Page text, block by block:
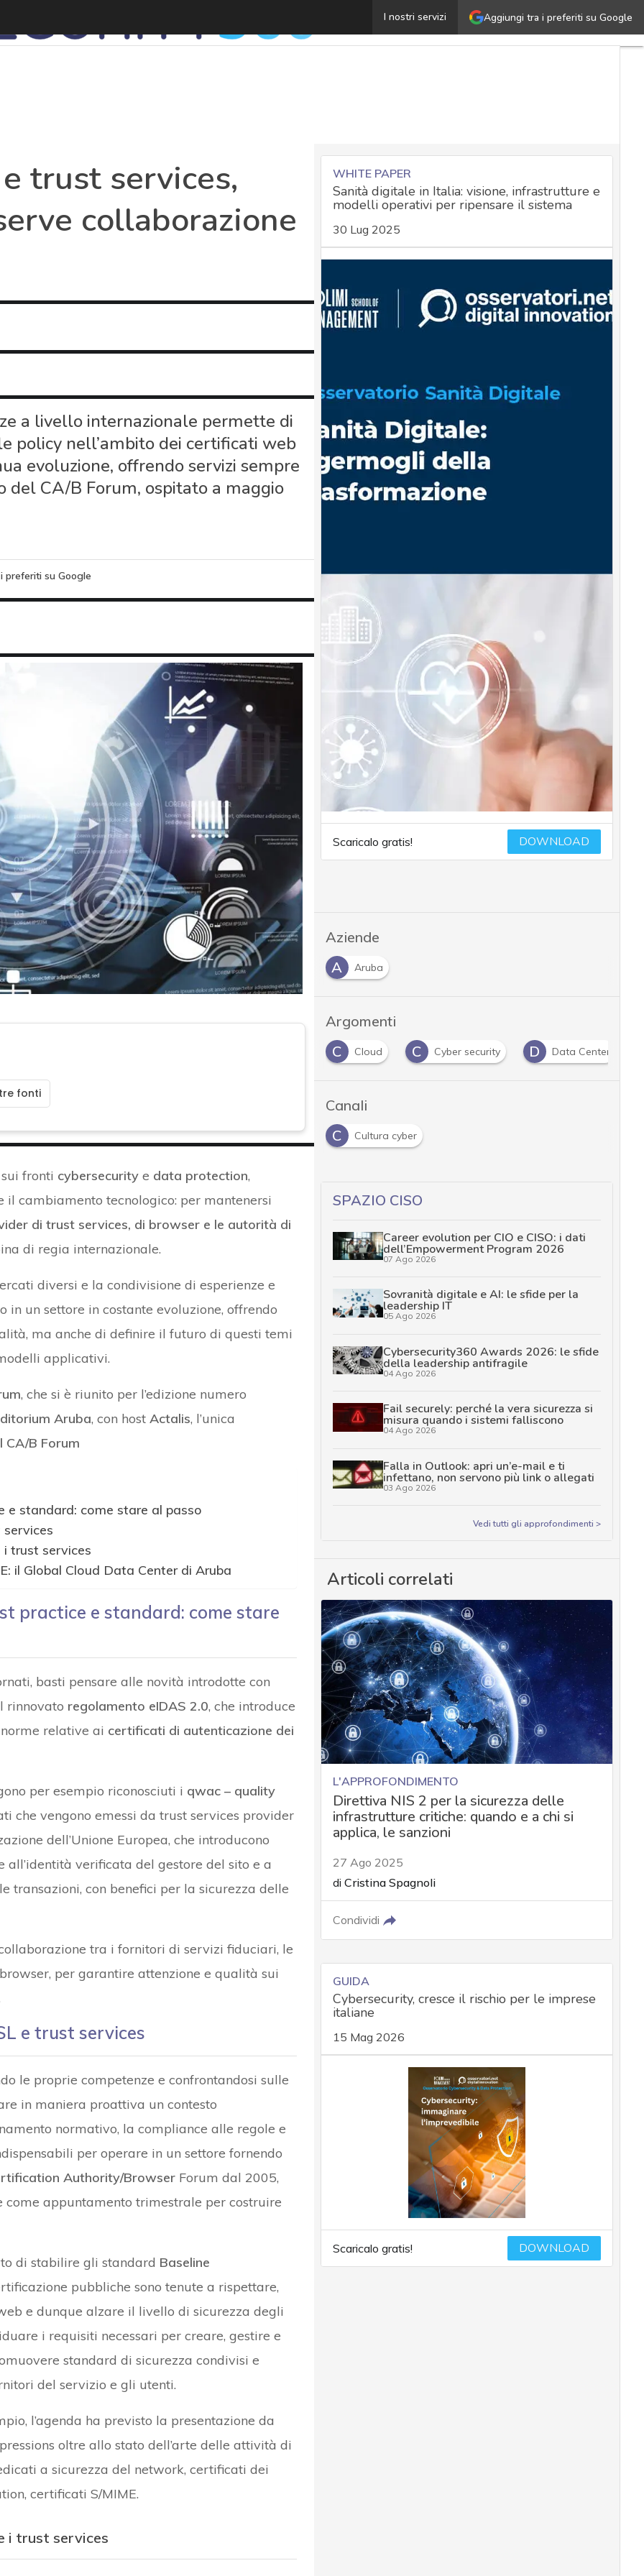
Aggiungi tra i preferiti su Google
I nostri servizi
Certificati SSL/TLS e trust services, perché ai provider
trust services,
collaborazione
a livello internazionale permette di
policy nell’ambito dei certificati web
evoluzione, offrendo servizi sempre
del CA/B Forum, ospitato a maggio
preferiti su Google
fonti
fronti cybersecuritye data protection,
il cambiamento tecnologico: per mantenersi
di trust services, di browser e le autorità di
di regia internazionale.
diversi e la condivisione di esperienze e
un settore in costante evoluzione, offrendo
ma anche di definire il futuro di questi temi
applicativi.
, che si è riunito per l’edizione numero
Aruba, con host Actalis, l’unica
B Forum
e standard: come stare al passo
i trust services
il Global Cloud Data Center di Aruba
practice e standard: come stare
basti pensare alle novità introdotte con
rinnovato regolamento eIDAS 2.0, che introduce
relative ai certificati di autenticazione dei
per esempio riconosciuti i qwac – quality
che vengono emessi da trust services provider
dell’Unione Europea, che introducono
verificata del gestore del sito e a
transazioni, con benefici per la sicurezza delle
tra i fornitori di servizi fiduciari, le
per garantire attenzione e qualità sui
e trust services
le proprie competenze e confrontandosi sulle
in maniera proattiva un contesto
normativo, la compliance alle regole e
per operare in un settore fornendo
Authority/BrowserForum dal 2005,
appuntamento trimestrale per costruire
di stabilire gli standard Baseline
pubbliche sono tenute a rispettare,
e dunque alzare il livello di sicurezza degli
i requisiti necessari per creare, gestire e
standard di sicurezza condivisi e
del servizio e gli utenti.
l’agenda ha previsto la presentazione da
oltre allo stato dell’arte delle attività di
a sicurezza del network, certificati dei
certificati S/MIME.
i trust services
WHITE PAPER
Sanità digitale in Italia: visione, infrastrutture e
modelli operativi per ripensare il sistema
30 Lug 2025
Scaricalo gratis! DOWNLOAD
Aziende
A
Aruba
Argomenti
C Cloud C Cyber security D Data Center
Canali
C
Cultura cyber
SPAZIO CISO
Career evolution per CIO e CISO: i dati
dell’Empowerment Program 2026
07 Ago 2026
Sovranità digitale e AI: le sfide per la
leadership IT
05 Ago 2026
Cybersecurity360 Awards 2026: le sfide
della leadership antifragile
04 Ago 2026
Fail securely: perché la vera sicurezza si
misura quando i sistemi falliscono
04 Ago 2026
Falla in Outlook: apri un’e-mail e ti
infettano, non servono più link o allegati
03 Ago 2026
Vedi tutti gli approfondimenti >
Articoli correlati
L'APPROFONDIMENTO
Direttiva NIS 2 per la sicurezza delle
infrastrutture critiche: quando e a chi si
applica, le sanzioni
27 Ago 2025
di Cristina Spagnoli
Condividi
GUIDA
Cybersecurity, cresce il rischio per le imprese
italiane
15 Mag 2026
Scaricalo gratis! DOWNLOAD